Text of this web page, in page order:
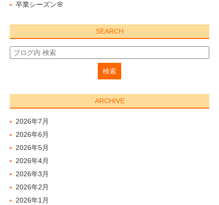
卒業シーズン🌸
SEARCH
ARCHIVE
2026年7月
2026年6月
2026年5月
2026年4月
2026年3月
2026年2月
2026年1月